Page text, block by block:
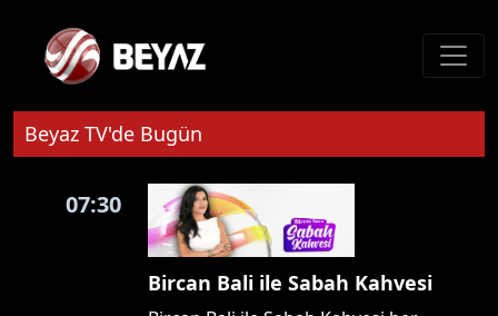
Beyaz TV'de Bugün
07:30
Bircan Bali ile Sabah Kahvesi